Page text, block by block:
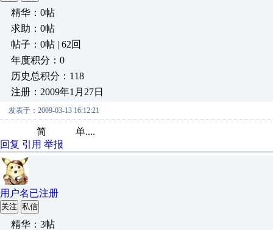
精华：0帖
求助：0帖
帖子：0帖 | 62回
年度积分：0
历史总积分：118
注册：2009年1月27日
发表于：2009-03-13 16:12:21
简 单....
回复 引用 举报
用户名已注册
关注 私信
精华：3帖